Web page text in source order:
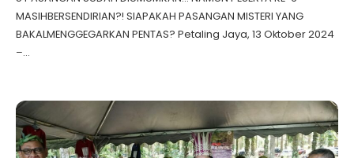
MASIHBERSENDIRIAN?! SIAPAKAH PASANGAN MISTERI YANG
BAKALMENGGEGARKAN PENTAS? Petaling Jaya, 13 Oktober 2024
–…